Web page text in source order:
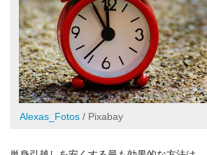
Alexas_Fotos / Pixabay